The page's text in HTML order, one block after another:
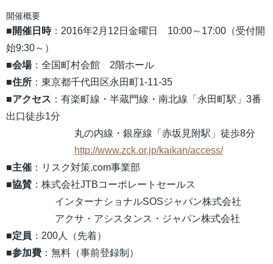
開催概要
■開催日時：2016年2月12日金曜日 10:00～17:00（受付開
始9:30～）
■会場：全国町村会館 2階ホール
■住所 ：東京都千代田区永田町1-11-35
■アクセス ：有楽町線・半蔵門線・南北線「永田町駅」3番
出口徒歩1分
丸の内線・銀座線「赤坂見附駅」徒歩8分
http://www.zck.or.jp/kaikan/access/
■主催 ：リスク対策.com事業部
■協賛 ：株式会社JTBコーポレートセールス
インターナショナルSOSジャパン株式会社
アクサ・アシスタンス・ジャパン株式会社
■定員 ：200人（先着）
■参加費 ：無料（事前登録制）